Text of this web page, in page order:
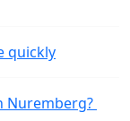
quickly
Nuremberg?